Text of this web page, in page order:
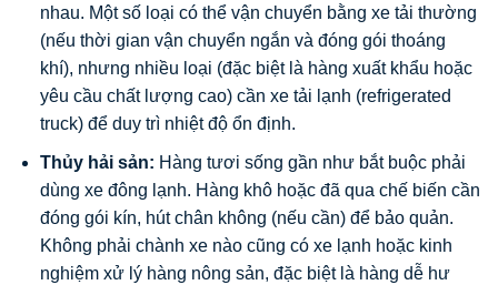
nhau. Một số loại có thể vận chuyển bằng xe tải thường
(nếu thời gian vận chuyển ngắn và đóng gói thoáng
khí), nhưng nhiều loại (đặc biệt là hàng xuất khẩu hoặc
yêu cầu chất lượng cao) cần xe tải lạnh (refrigerated
truck) để duy trì nhiệt độ ổn định.
Thủy hải sản: Hàng tươi sống gần như bắt buộc phải
dùng xe đông lạnh. Hàng khô hoặc đã qua chế biến cần
đóng gói kín, hút chân không (nếu cần) để bảo quản.
Không phải chành xe nào cũng có xe lạnh hoặc kinh
nghiệm xử lý hàng nông sản, đặc biệt là hàng dễ hư